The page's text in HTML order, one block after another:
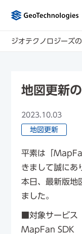
ジオテクノロジーズ
地図更新
2023.10.03
地図更新
平素は「
きまして誠にあ
本日、最新版地
ました。
■対象サービス
MapFan SDK